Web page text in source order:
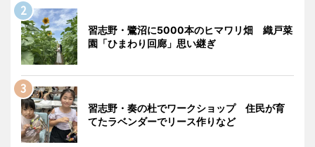
習志野・鷺沼に5000本のヒマワリ畑 織戸菜
園「ひまわり回廊」思い継ぎ
習志野・奏の杜でワークショップ 住民が育
てたラベンダーでリース作りなど